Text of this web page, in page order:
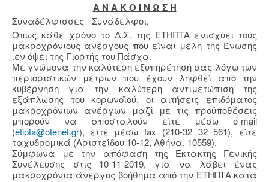
Α Ν Α Κ Ο Ι Ν Ω Σ Η
Συναδέλφισσες - Συνάδελφοι,
Όπως κάθε χρόνο το Δ.Σ. της ΕΤΗΠΤΑ ενισχύει τους
μακροχρόνιους ανέργους που είναι μέλη της Ένωσης
.εν όψει της Γιορτής του Πάσχα.
Με γνώμονα την καλύτερη εξυπηρέτησή σας λόγω των
περιοριστικών μέτρων που έχουν ληφθεί από την
κυβέρνηση για την καλύτερη αντιμετώπιση της
εξάπλωσης του κορωνοϊού, οι αιτήσεις επιδόματος
μακροχρόνιων ανέργων μαζί με τις προϋποθέσεις
μπορούν να αποσταλούν είτε μέσω e-mail
(etipta@otenet.gr), είτε μέσω fax (210-32 32 561), είτε
ταχυδρομικά (Αριστείδου 10-12, Αθήνα, 10559).
Σύμφωνα με την απόφαση της Έκτακτης Γενικής
Συνέλευσης στις 10-11-2019, για να λάβει ένας
μακροχρόνια άνεργος βοήθημα από την ΕΤΗΠΤΑ κατά